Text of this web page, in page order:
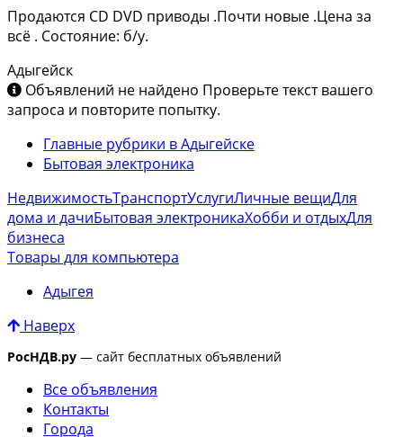
Продаются CD DVD приводы .Почти новые .Цена за
всё . Состояние: б/у.
Адыгейск
Объявлений не найдено Проверьте текст вашего
запроса и повторите попытку.
Главные рубрики в Адыгейске
Бытовая электроника
НедвижимостьТранспортУслугиЛичные вещиДля
дома и дачиБытовая электроникаХобби и отдыхДля
бизнеса
Товары для компьютера
Адыгея
Наверх
РосНДВ.ру — сайт бесплатных объявлений
Все объявления
Контакты
Города